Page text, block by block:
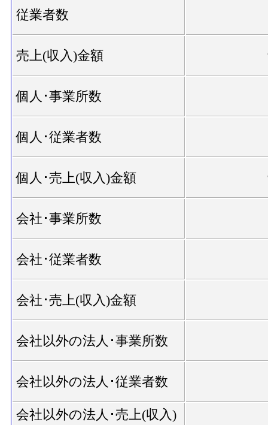
従業者数
売上(収入)金額
個人･事業所数
個人･従業者数
個人･売上(収入)金額
会社･事業所数
会社･従業者数
会社･売上(収入)金額
会社以外の法人･事業所数
会社以外の法人･従業者数
会社以外の法人･売上(収入)